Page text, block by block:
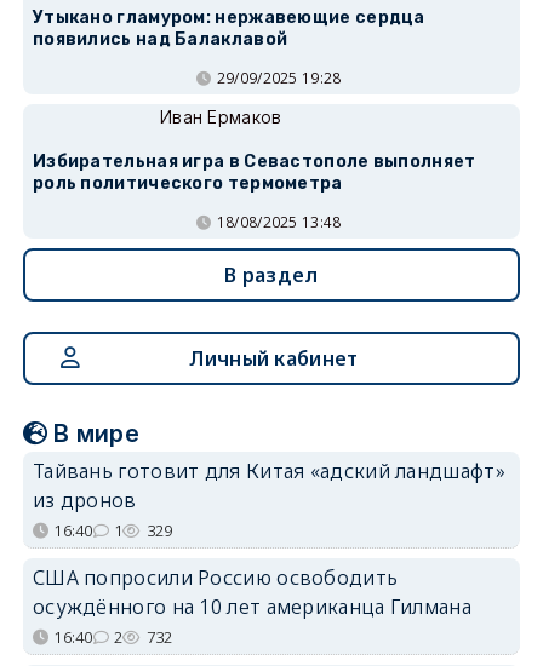
Утыкано гламуром: нержавеющие сердца
появились над Балаклавой
29/09/2025 19:28
Иван Ермаков
Избирательная игра в Севастополе выполняет
роль политического термометра
18/08/2025 13:48
В раздел
Личный кабинет
В мире
Тайвань готовит для Китая «адский ландшафт»
из дронов
16:40 1 329
США попросили Россию освободить
осуждённого на 10 лет американца Гилмана
16:40 2 732